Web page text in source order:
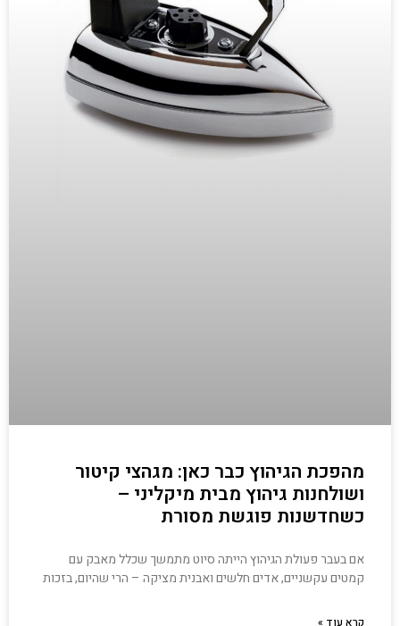
מהפכת הגיהוץ כבר כאן: מגהצי קיטור
ושולחנות גיהוץ מבית מיקליני –
כשחדשנות פוגשת מסורת
אם בעבר פעולת הגיהוץ הייתה סיוט מתמשך שכלל מאבק עם
קמטים עקשניים, אדים חלשים ואבנית מציקה – הרי שהיום, בזכות
קרא עוד »